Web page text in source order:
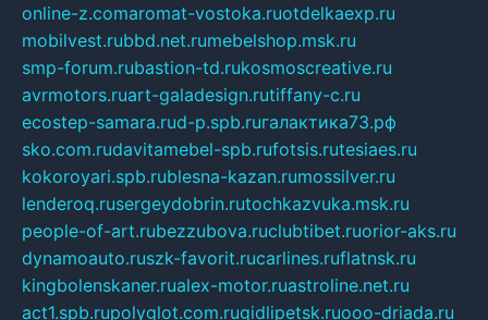
online-z.comaromat-vostoka.ruotdelkaexp.ru
mobilvest.rubbd.net.rumebelshop.msk.ru
smp-forum.rubastion-td.rukosmoscreative.ru
avrmotors.ruart-galadesign.rutiffany-c.ru
ecostep-samara.rud-p.spb.ruгалактика73.рф
sko.com.rudavitamebel-spb.rufotsis.rutesiaes.ru
kokoroyari.spb.rublesna-kazan.rumossilver.ru
lenderoq.rusergeydobrin.rutochkazvuka.msk.ru
people-of-art.rubezzubova.ruclubtibet.ruorior-aks.ru
dynamoauto.ruszk-favorit.rucarlines.ruflatnsk.ru
kingbolenskaner.rualex-motor.ruastroline.net.ru
act1.spb.rupolyglot.com.rugidlipetsk.ruooo-driada.ru